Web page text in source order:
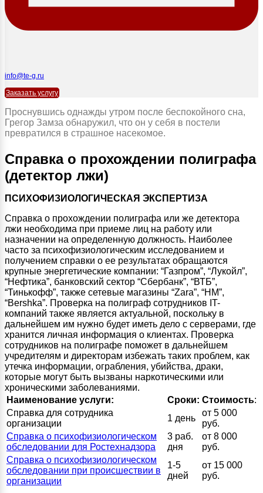
info@te-g.ru
Заказать услугу
Проснувшись однажды утром после беспокойного сна,
Грегор Замза обнаружил, что он у себя в постели
превратился в страшное насекомое.
Справка о прохождении полиграфа
(детектор лжи)
ПСИХОФИЗИОЛОГИЧЕСКАЯ ЭКСПЕРТИЗА
Справка о прохождении полиграфа или же детектора
лжи необходима при приеме лиц на работу или
назначении на определенную должность. Наиболее
часто за психофизиологическим исследованием и
получением справки о ее результатах обращаются
крупные энергетические компании: “Газпром”, “Лукойл”,
“Нефтика”, банковский сектор “Сбербанк”, “ВТБ”,
“Тинькофф”, также сетевые магазины “Zara”, “HM”,
“Bershka”. Проверка на полиграф сотрудников IT-
компаний также является актуальной, поскольку в
дальнейшем им нужно будет иметь дело с серверами, где
хранится личная информация о клиентах. Проверка
сотрудников на полиграфе поможет в дальнейшем
учредителям и директорам избежать таких проблем, как
утечка информации, ограбления, убийства, драки,
которые могут быть вызваны наркотическими или
хроническими заболеваниями.
Наименование услуги:
Сроки: Стоимость:
Справка для сотрудника
организации
1 день
от 5 000
руб.
Справка о психофизиологическом
обследовании для Ростехнадзора
3 раб.
дня
от 8 000
руб.
Справка о психофизиологическом
обследовании при происшествии в
организации
1-5
дней
от 15 000
руб.